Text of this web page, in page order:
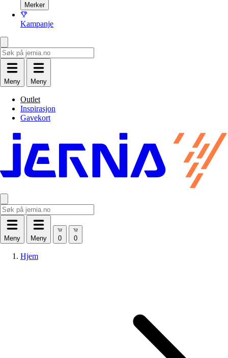
Merker
Kampanje
Meny Meny
Outlet
Inspirasjon
Gavekort
Meny Meny
Hjem